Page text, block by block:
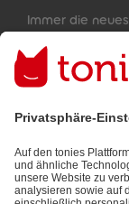
Immer die
E-Mail-Addresse
Mit dem Absenden
informationen)
kannst den